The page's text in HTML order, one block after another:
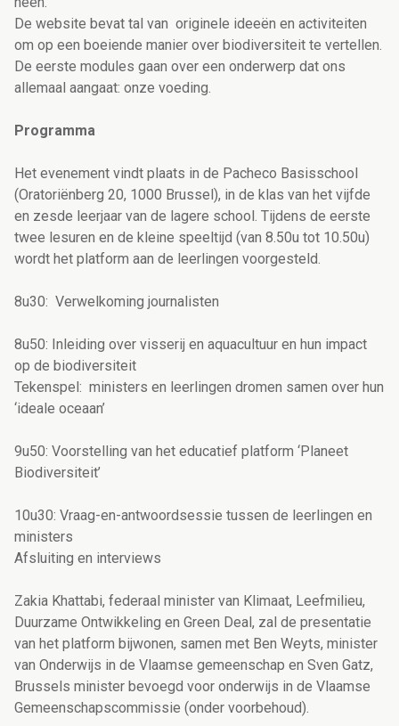
De website bevat tal van originele ideeën en activiteiten
om op een boeiende manier over biodiversiteit te vertellen.
De eerste modules gaan over een onderwerp dat ons
allemaal aangaat: onze voeding.
Programma
Het evenement vindt plaats in de Pacheco Basisschool
(Oratoriënberg 20, 1000 Brussel), in de klas van het vijfde
en zesde leerjaar van de lagere school. Tijdens de eerste
twee lesuren en de kleine speeltijd (van 8.50u tot 10.50u)
wordt het platform aan de leerlingen voorgesteld.
8u30: Verwelkoming journalisten
8u50: Inleiding over visserij en aquacultuur en hun impact
op de biodiversiteit
Tekenspel: ministers en leerlingen dromen samen over hun
‘ideale oceaan’
9u50: Voorstelling van het educatief platform ‘Planeet
Biodiversiteit’
10u30: Vraag-en-antwoordsessie tussen de leerlingen en
ministers
Afsluiting en interviews
Zakia Khattabi, federaal minister van Klimaat, Leefmilieu,
Duurzame Ontwikkeling en Green Deal, zal de presentatie
van het platform bijwonen, samen met Ben Weyts, minister
van Onderwijs in de Vlaamse gemeenschap en Sven Gatz,
Brussels minister bevoegd voor onderwijs in de Vlaamse
Gemeenschapscommissie (onder voorbehoud).